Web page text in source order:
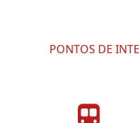
PONTOS DE